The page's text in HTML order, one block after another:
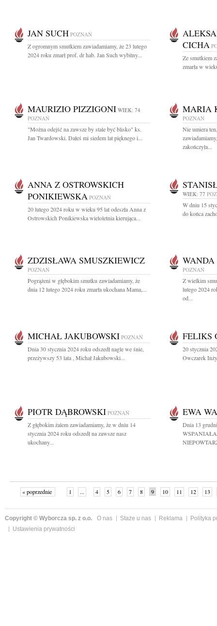
JAN SUCH POZNAŃ
Z ogromnym smutkiem zawiadamiamy, że 23 lutego
2024 roku zmarł prof. dr hab. Jan Such wybitny...
CICHA
Ze smutkiem
zmarła w
MAURIZIO PIZZIGONI WIEK: 74
POZNAŃ
"Można odejść na zawsze by stale być blisko" ks.
Jan Twardowski. Dałeś mi siedem lat pięknego i...
MARIA
POZNAŃ
Nie umiera
zakończyła...
ANNA Z OSTROWSKICH
PONIKIEWSKA POZNAŃ
20 lutego 2024 roku w wieku 95 lat odeszła Anna z
Ostrowskich Ponikiewska wieloletnia kierująca...
WIEK: 77
W dniu 15
do końca
ZDZISŁAWA SMUSZKIEWICZ
POZNAŃ
Pogrążeni w głębokim smutku zawiadamiamy, że
dnia 12 lutego 2024 roku zmarła ukochana Mama,...
WANDA
POZNAŃ
Z wielkim
lutego 2024
od...
MICHAŁ JAKUBOWSKI POZNAŃ
Dnia 30 stycznia 2024 roku odszedł nagle we śnie,
przeżywszy 53 lata , Michał Jakubowski...
FELIKS
20 stycznia
Owczarek
PIOTR DĄBROWSKI POZNAŃ
Z głębokim żalem zawiadamiamy, że w dniu 14
stycznia 2024 roku odszedł na zawsze nasz
ukochany...
EWA
Dnia 13
« poprzednie 1 ... 4 5 6 7 8 9 10 11 12 13
Copyright © Wyborcza sp. z o.o. O nas Staże u nas Reklama
Polityka
Ustawienia prywatności